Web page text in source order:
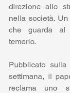
direzione allo
nella società.
che guarda al
temerlo.
Pubblicato sulla
settimana, il
reclama uno